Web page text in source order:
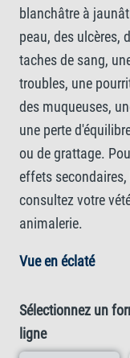
blanchâtre à
peau, des ulcères,
taches de sang,
troubles, une
des muqueuses,
une perte
ou de grattage.
effets
consultez votre
animalerie.
Vue en éclaté
Sélectionnez un
ligne